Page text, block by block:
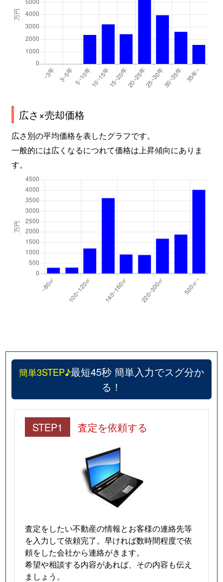
広さ×売却価格
広さ別の平均価格を表したグラフです。
一般的には広くなるにつれて価格は上昇傾向にありま
す。
簡単3STEP♪最短45秒 簡単入力でスグ分か
る！
STEP1 査定を依頼する
査定をしたい不動産の情報とお客様の連絡先等
を入力して依頼完了。早ければ数時間程度で依
頼をした会社から連絡がきます。
希望や相談する内容があれば、その内容も伝え
ましょう。